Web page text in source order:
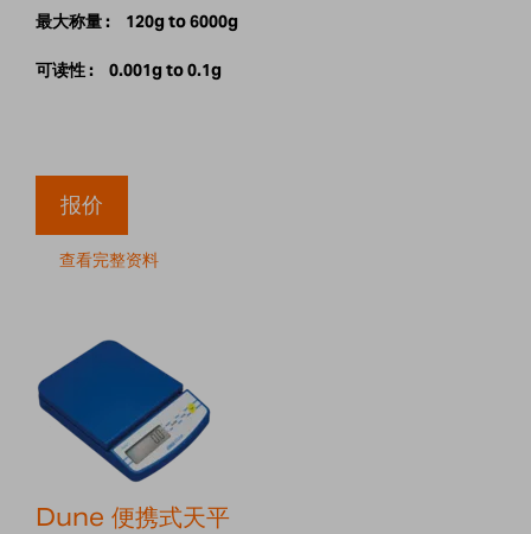
最大称量 : 120g to 6000g
可读性 : 0.001g to 0.1g
报价
查看完整资料
Dune 便携式天平